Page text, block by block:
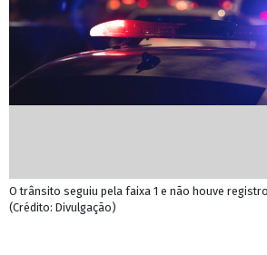
O trânsito seguiu pela faixa 1 e não houve
(Crédito: Divulgação)